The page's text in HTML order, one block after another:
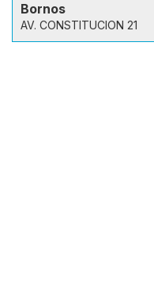
Bornos
AV. CONSTITUCION 21